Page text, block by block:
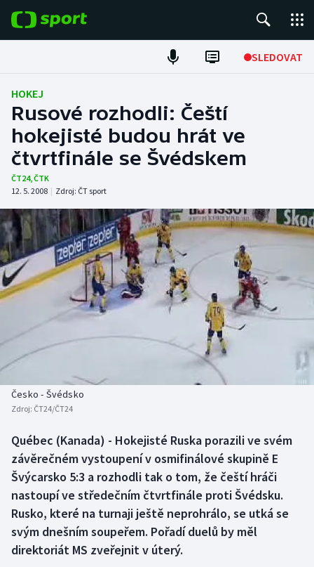
SLEDOVAT
Fotbal
Hokej
Tenis
Atletika
Cyklistika
DALŠÍ SPORTY
Americký fotbal
Baseball a softbal
Basketbal
Biatlon
Box
Curling
Dostihy
NEPŘEHLÉDNĚTE
Soutěže
Historické návraty
Aplikace ČT sport
HOKEJ
Rusové rozhodli: Čeští
hokejisté budou hrát ve
čtvrtfinále se Švédskem
ČT24,ČTK
12. 5. 2008 | Zdroj: ČT sport
Česko - Švédsko
Zdroj: ČT24/ČT24
Québec (Kanada) - Hokejisté Ruska porazili ve svém
závěrečném vystoupení v osmifinálové skupině E
Švýcarsko 5:3 a rozhodli tak o tom, že čeští hráči
nastoupí ve středečním čtvrtfinále proti Švédsku.
Rusko, které na turnaji ještě neprohrálo, se utká se
svým dnešním soupeřem. Pořadí duelů by měl
direktoriát MS zveřejnit v úterý.